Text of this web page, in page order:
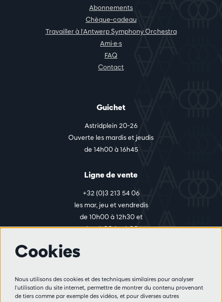
Abonnements
Chèque-cadeau
Travailler à l'Antwerp Symphony Orchestra
Ami·e·s
FAQ
Contact
Guichet
Astridplein 20-26
Ouverte les mardis et jeudis
de 14h00 à 16h45
Ligne de vente
+32 (0)3 213 54 06
les mar, jeu et vendredis
de 10h00 à 12h30 et
de 14h00 à 17h00
Règlement des visiteurs
Vie privée
Cookies
Nous utilisons des cookies et des techniques similaires pour analyser
l'utilisation du site internet, permettre de montrer du contenu provenant
de tiers comme par exemple des vidéos, et pour diverses autres